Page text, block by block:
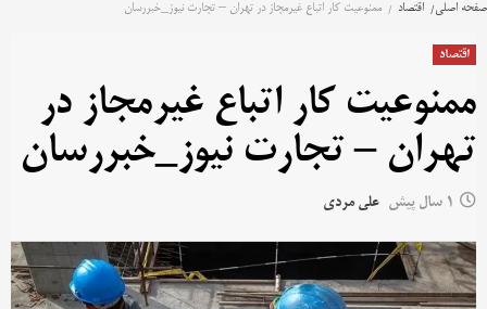
صفحه اصلی اقتصاد ممنوعیت کار اتباع غیرمجاز در تهران – تجارت نیوز_خبررسان
اقتصاد
ممنوعیت کار اتباع غیرمجاز در
تهران – تجارت نیوز_خبررسان
1 سال پیش علی مردی